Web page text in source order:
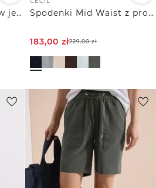
Spodenki Seersucker w jednolitym kolorze Spodenki Mid Waist z prostymi nogawkami o swobodnym kroju
183,00 zł229,00zł